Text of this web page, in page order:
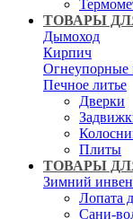
ТОВАРЫ
Дымоход
Кирпич
Огнеупорные
Печное литье
Дверки
Плиты
ТОВАРЫ
Зимний
Лопата
Сани-